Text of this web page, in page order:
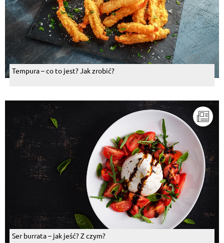
Tempura – co to jest? Jak zrobić?
Ser burrata – jak jeść? Z czym?